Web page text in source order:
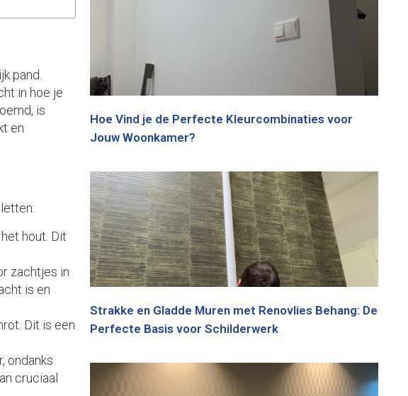
pand.
in hoe je
is
en
hout. Dit
zachtjes in
is en
Dit is een
ondanks
cruciaal
Hoe Vind je de Perfecte Kleurcombinaties voor
Jouw Woonkamer?
Strakke en Gladde Muren met Renovlies Behang: De
Perfecte Basis voor Schilderwerk